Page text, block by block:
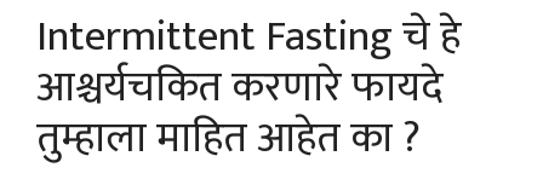
Intermittent Fastingचे हे
आश्चर्यचकित करणारे फायदे
तुम्हाला माहित आहेत का ?